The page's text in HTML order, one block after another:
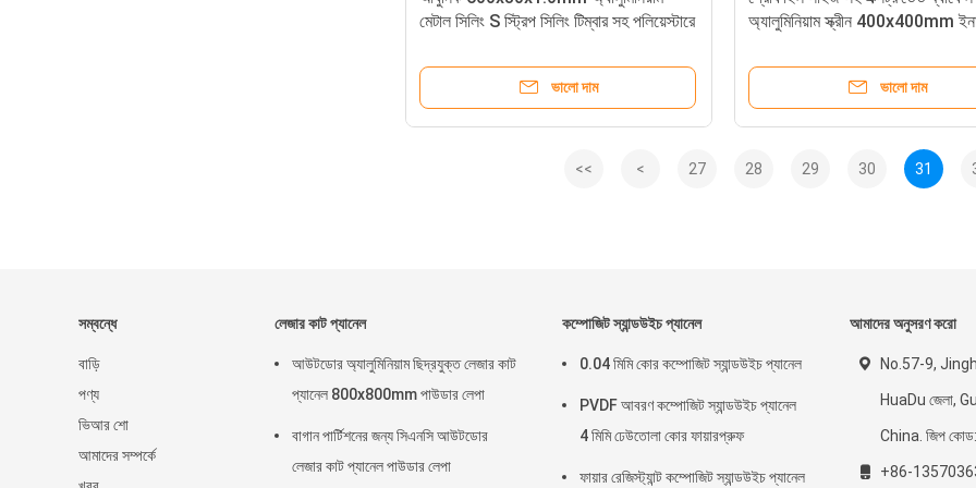
মেটাল সিলিং S স্ট্রিপ সিলিং টিম্বার সহ পলিয়েস্টারে
ভালো দাম
অ্যালুমিনিয়াম স্ক্রীন 400x400mm
ভালো দাম
<< < 27 28 29 30 31
সম্বন্ধে
বাড়ি
পণ্য
ভিআর শো
আমাদের সম্পর্কে
লেজার কাট প্যানেল
আউটডোর অ্যালুমিনিয়াম ছিদ্রযুক্ত লেজার কাট
প্যানেল 800x800mm পাউডার লেপা
বাগান পার্টিশনের জন্য সিএনসি আউটডোর
লেজার কাট প্যানেল পাউডার লেপা
কম্পোজিট স্যান্ডউইচ প্যানেল
0.04 মিমি কোর কম্পোজিট স্যান্ডউইচ প্যানেল
PVDF আবরণ কম্পোজিট স্যান্ডউইচ প্যানেল
4 মিমি ঢেউতোলা কোর ফায়ারপ্রুফ
ফায়ার রেজিস্ট্যান্ট কম্পোজিট স্যান্ডউইচ প্যানেল
আমাদের অনুসরণ করো
No.57-9,
HuaDu জেলা,
China. জিপ
+86-